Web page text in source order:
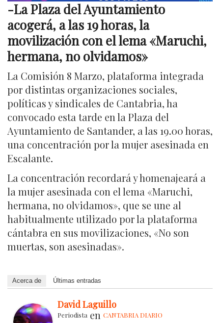
-La Plaza del Ayuntamiento
acogerá, a las 19 horas, la
movilización con el lema «Maruchi,
hermana, no olvidamos»
La Comisión 8 Marzo, plataforma integrada
por distintas organizaciones sociales,
políticas y sindicales de Cantabria, ha
convocado esta tarde en la Plaza del
Ayuntamiento de Santander, a las 19.00 horas,
una concentración por la mujer asesinada en
Escalante.
La concentración recordará y homenajeará a
la mujer asesinada con el lema «Maruchi,
hermana, no olvidamos», que se une al
habitualmente utilizado por la plataforma
cántabra en sus movilizaciones, «No son
muertas, son asesinadas».
Acerca de Últimas entradas
David Laguillo
Periodista en CANTABRIA DIARIO